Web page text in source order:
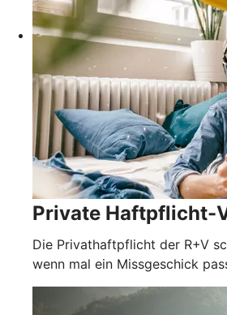
Private Haftpflicht-
Die Privathaftpflicht der R+V
wenn mal ein Missgeschick